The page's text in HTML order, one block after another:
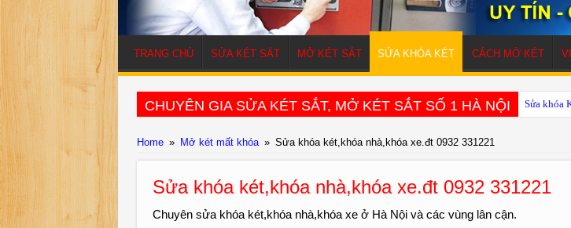
TRANG CHỦ SỬA KÉT SẮT MỞ KÉT SẮT SỬA KHÓA KÉT CÁCH MỞ KÉT
CHUYÊN GIA SỬA KÉT SẮT, MỞ KÉT SẮT SỐ 1 HÀ NỘI Sửa khóa
Home » Mở két mất khóa » Sửa khóa két,khóa nhà,khóa xe.đt 0932 331221
Sửa khóa két,khóa nhà,khóa xe.đt 0932 331221
Chuyên sửa khóa két,khóa nhà,khóa xe ở Hà Nội và các vùng lân cận.